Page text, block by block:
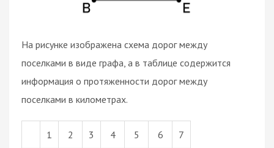
На рисунке изображена схема дорог между
поселками в виде графа, а в таблице содержится
информация о протяженности дорог между
поселками в километрах.
1 2 3 4 5 6 7